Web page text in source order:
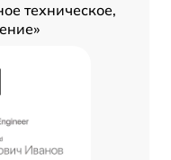
техническое,